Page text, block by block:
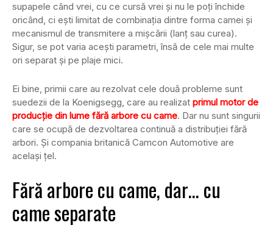
supapele când vrei, cu ce cursă vrei și nu le poți închide
oricând, ci ești limitat de combinația dintre forma camei și
mecanismul de transmitere a mișcării (lanț sau curea).
Sigur, se pot varia acești parametri, însă de cele mai multe
ori separat și pe plaje mici.
Ei bine, primii care au rezolvat cele două probleme sunt
suedezii de la Koenigsegg, care au realizat primul motor de
producție din lume fără arbore cu came. Dar nu sunt singurii
care se ocupă de dezvoltarea continuă a distribuției fără
arbori. Și compania britanică Camcon Automotive are
același țel.
Fără arbore cu came, dar… cu
came separate